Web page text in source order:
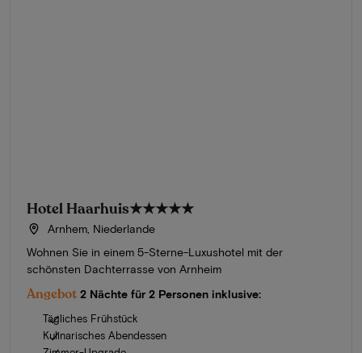
Hotel Haarhuis★★★★★
Arnhem, Niederlande
Wohnen Sie in einem 5-Sterne-Luxushotel mit der
schönsten Dachterrasse von Arnheim
Angebot 2 Nächte für 2 Personen inklusive:
Tägliches Frühstück
Kulinarisches Abendessen